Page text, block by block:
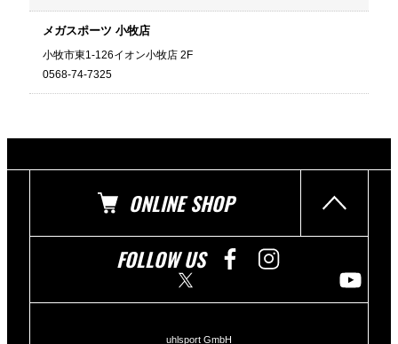
メガスポーツ 小牧店
小牧市東1-126イオン小牧店 2F
0568-74-7325
ONLINE SHOP
FOLLOW US
uhlsport GmbH